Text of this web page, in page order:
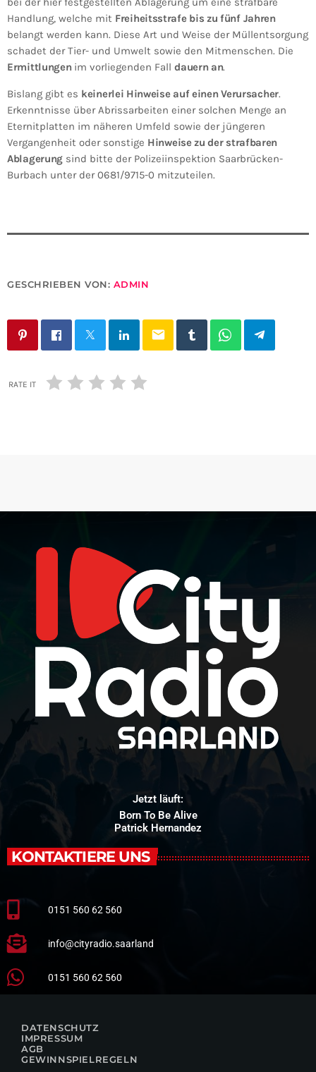
Handlung, welche mit Freiheitsstrafe bis zu fünf Jahren
belangt werden kann. Diese Art und Weise der Müllentsorgung
schadet der Tier- und Umwelt sowie den Mitmenschen. Die
Ermittlungen im vorliegenden Falldauern an.
Bislang gibt es keinerlei Hinweise auf einen Verursacher.
Erkenntnisse über Abrissarbeiten einer solchen Menge an
Eternitplatten im näheren Umfeld sowie der jüngeren
Vergangenheit oder sonstige Hinweise zu der strafbaren
Ablagerung sind bitte der Polizeiinspektion Saarbrücken-
Burbach unter der 0681/9715-0 mitzuteilen.
GESCHRIEBEN VON: ADMIN
email
RATE IT
Jetzt läuft:
Born To Be Alive
Patrick Hernandez
KONTAKTIERE UNS
0151 560 62 560
info@cityradio.saarland
0151 560 62 560
DATENSCHUTZ
IMPRESSUM
AGB
GEWINNSPIELREGELN